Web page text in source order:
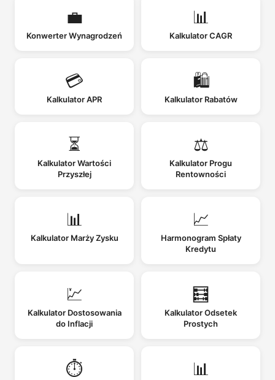
💼
Konwerter Wynagrodzeń
📊
Kalkulator CAGR
💳
Kalkulator APR
🛍️
Kalkulator Rabatów
⏳
Kalkulator Wartości
Przyszłej
⚖️
Kalkulator Progu
Rentowności
📊
Kalkulator Marży Zysku
📈
Harmonogram Spłaty
Kredytu
💹
Kalkulator Dostosowania
do Inflacji
🧮
Kalkulator Odsetek
Prostych
⏱️ 📊